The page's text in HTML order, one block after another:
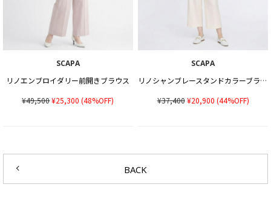
SCAPA
リノエンブロイダリー前開きブラウス
¥49,500¥25,300 (48%OFF)
SCAPA
リノシャンブレースタンドカラーブラウス
¥37,400¥20,900 (44%OFF)
BACK